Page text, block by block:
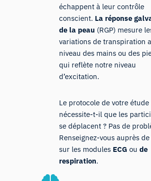
échappent à leur contrôle
conscient. La réponse
de la peau (RGP) mesure
variations de transpiration
niveau des mains ou des
qui reflète notre niveau
d’excitation.
Le protocole de votre étude
nécessite-t-il que les
se déplacent ? Pas de
Renseignez-vous auprès
sur les modules ECG oude
respiration.